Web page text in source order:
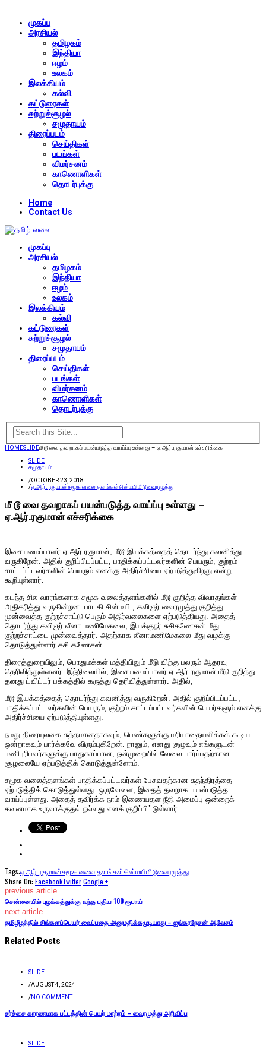
முகப்பு
அரசியல்
தமிழகம்
இந்தியா
ஈழம்
உலகம்
இலக்கியம்
கல்வி
கட்டுரைகள்
சுற்றுச்சூழல்
சமுதாயம்
திரைப்படம்
செய்திகள்
படங்கள்
விமர்சனம்
காணொளிகள்
தொடர்புக்கு
Home
Contact Us
முகப்பு
அரசியல்
தமிழகம்
இந்தியா
ஈழம்
உலகம்
இலக்கியம்
கல்வி
கட்டுரைகள்
சுற்றுச்சூழல்
சமுதாயம்
திரைப்படம்
செய்திகள்
படங்கள்
விமர்சனம்
காணொளிகள்
தொடர்புக்கு
HOMESLIDEமீ டூ வை தவறாகப் பயன்படுத்த வாய்ப்பு உள்ளது – ஏ.ஆர்.ரகுமான் எச்சரிக்கை
SLIDE
சமுதாயம்
/OCTOBER 23, 2018
/ஏ.ஆர்.ரகுமான்சமூக வலை தளங்கள்சின்மயிமீ டூவைரமுத்து
மீ டூ வை தவறாகப் பயன்படுத்த வாய்ப்பு உள்ளது –
ஏ.ஆர்.ரகுமான் எச்சரிக்கை
இசையமைப்பாளர் ஏ.ஆர்.ரகுமான், மீடூ இயக்கத்தைத் தொடர்ந்து கவனித்து
வருகிறேன். அதில் குறிப்பிடப்பட்ட, பாதிக்கப்பட்டவர்களின் பெயரும், குற்றம்
சாட்டப்ட்டவர்களின் பெயரும் எனக்கு அதிர்ச்சியை ஏற்படுத்துகிறது என்று
கூறியுள்ளார்.
கடந்த சில வாரங்களாக சமூக வலைத்தளங்களில் மீடூ குறித்த விவாதங்கள்
அதிகரித்து வருகின்றன. பாடகி சின்மயி , கவிஞர் வைரமுத்து குறித்து
முன்வைத்த குற்றச்சாட்டு பெரும் அதிர்வலைகளை ஏற்படுத்தியது. அதைத்
தொடர்ந்து கவிஞர் லீனா மணிமேகலை, இயக்குநர் சுசிகணேசன் மீது
குற்றச்சாட்டை முன்வைத்தார். அதற்காக லீனாமணிமேகலை மீது வழக்கு
தொடுத்துள்ளார் சுசி.கணேசன்.
திரைத்துறையிலும், பொதுமக்கள் மத்தியிலும் மீடு விற்கு பலரும் ஆதரவு
தெரிவித்துள்ளனர். இந்நிலையில், இசையமைப்பாளர் ஏ.ஆர்.ரகுமான் மீடு குறித்து
தனது ட்விட்டர் பக்கத்தில் கருத்து தெரிவித்துள்ளார். அதில்,
மீடூ இயக்கத்தைத் தொடர்ந்து கவனித்து வருகிறேன். அதில் குறிப்பிடப்பட்ட,
பாதிக்கப்பட்டவர்களின் பெயரும், குற்றம் சாட்டப்பட்டவர்களின் பெயர்களும் எனக்கு
அதிர்ச்சியை ஏற்படுத்தியுள்ளது.
நமது திரையுலகை சுத்தமானதாகவும், பெண்களுக்கு மரியாதையளிக்கக் கூடிய
ஒன்றாகவும் பார்க்கவே விரும்புகிறேன். நானும், எனது குழுவும் எங்களுடன்
பணிபுரிபவர்களுக்கு பாதுகாப்பான, நன்முறையில் வேலை பார்ப்பதற்கான
சூழலையே ஏற்படுத்திக் கொடுத்துள்ளோம்.
சமூக வலைத்தளங்கள் பாதிக்கப்பட்டவர்கள் பேசுவதற்கான சுதந்திரத்தை
ஏற்படுத்திக் கொடுத்துள்ளது. ஒருவேளை, இதைத் தவறாக பயன்படுத்த
வாய்ப்புள்ளது. அதைத் தவிர்க்க நாம் இணையதள நீதி அமைப்பு ஒன்றைக்
கவனமாக உருவாக்குதல் நல்லது எனக் குறிப்பிட்டுள்ளார்.
Tags:ஏ.ஆர்.ரகுமான்சமூக வலை தளங்கள்சின்மயிமீ டூவைரமுத்து
Share On: FacebookTwitterGoogle +
previous article
சென்னையில் புழக்கத்துக்கு வந்த புதிய 100 ரூபாய்
next article
தமிழீழத்தில் சிங்களப்பெயர் வைப்பதை அனுமதிக்கமுடியாது – ஐங்கரநேசன் ஆவேசம்
Related Posts
SLIDE
/AUGUST 4, 2024
/NO COMMENT
சர்ச்சை காரணமாக பட்டத்தின் பெயர் மாற்றம் – வைரமுத்து அறிவிப்பு
SLIDE